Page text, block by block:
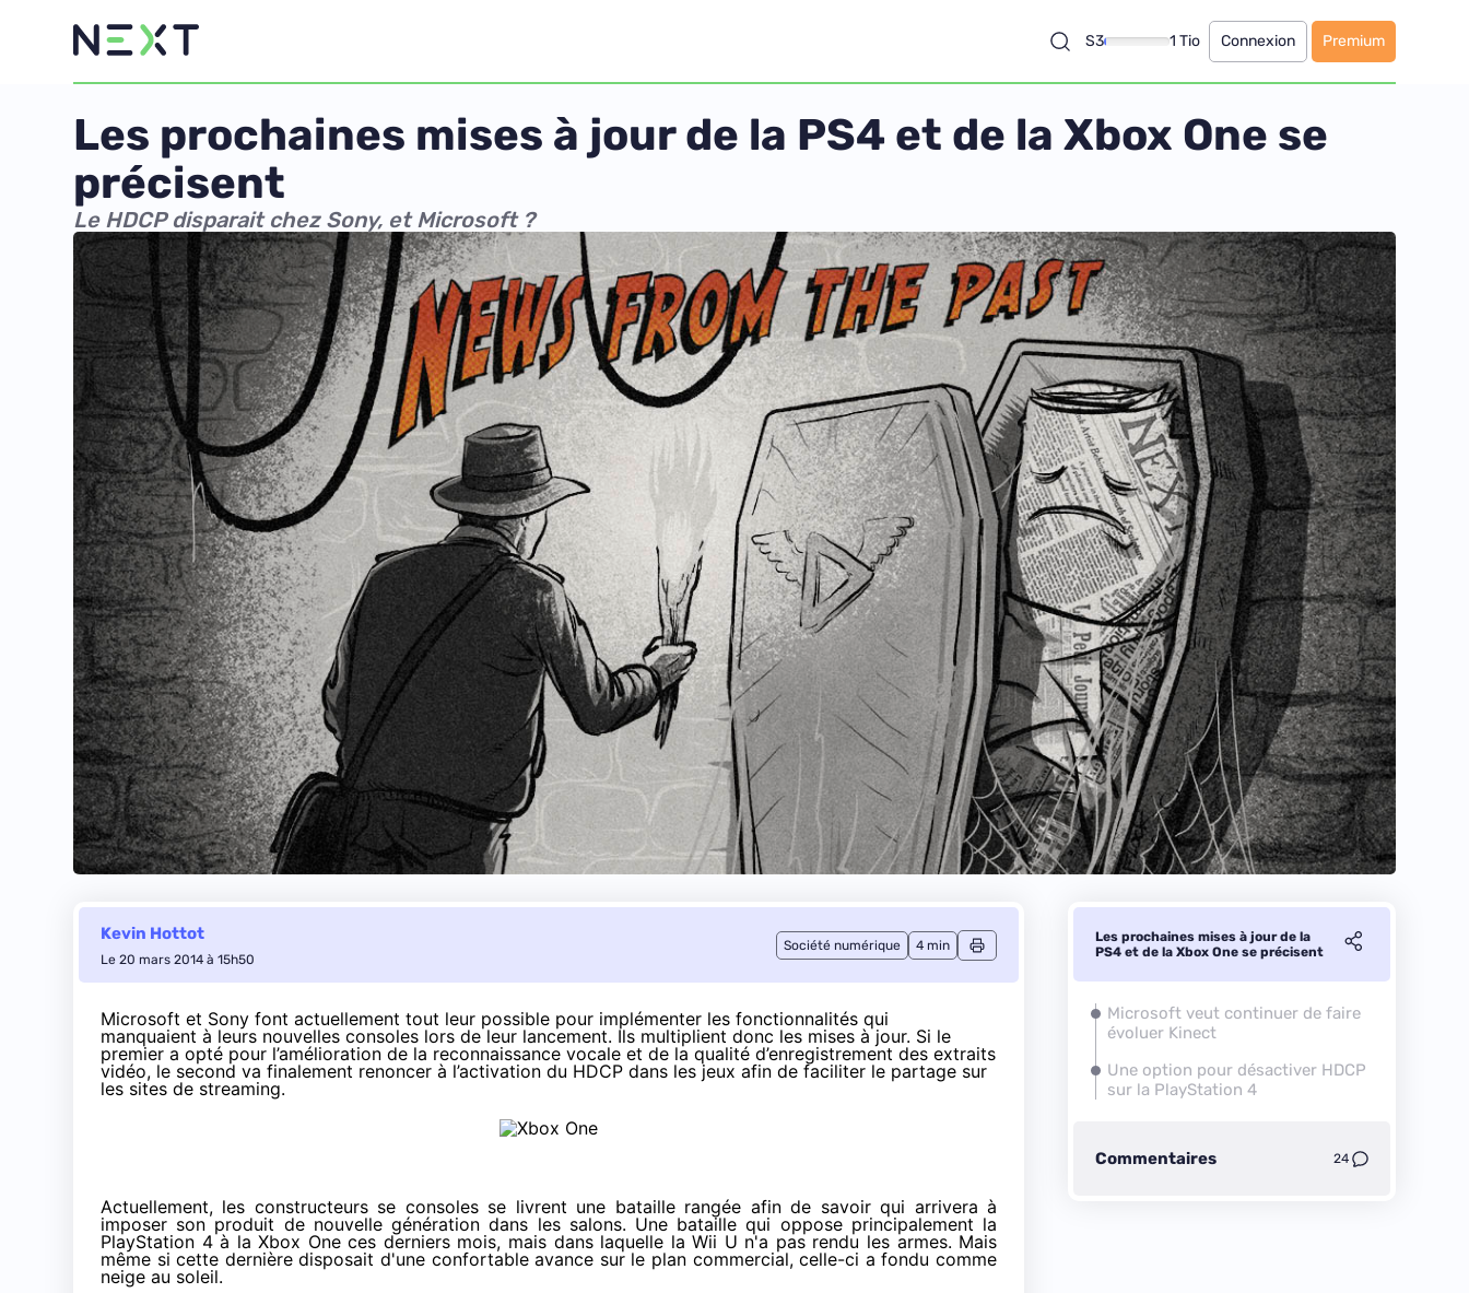
S3 1 Tio Connexion Premium
Les prochaines mises à jour de la PS4 et de la Xbox One se
précisent
Le HDCP disparait chez Sony, et Microsoft ?
Kevin Hottot
Le 20 mars 2014 à 15h50
Société numérique 4 min
Microsoft et Sony font actuellement tout leur possible pour implémenter les fonctionnalités qui
manquaient à leurs nouvelles consoles lors de leur lancement. Ils multiplient donc les mises à jour. Si le
premier a opté pour l’amélioration de la reconnaissance vocale et de la qualité d’enregistrement des extraits
vidéo, le second va finalement renoncer à l’activation du HDCP dans les jeux afin de faciliter le partage sur
les sites de streaming.
Actuellement, les constructeurs se consoles se livrent une bataille rangée afin de savoir qui arrivera à
imposer son produit de nouvelle génération dans les salons. Une bataille qui oppose principalement la
PlayStation 4à laXbox Oneces derniers mois, mais dans laquelle laWii U n'a pas rendu les armes. Mais
même si cette dernière disposait d'une confortable avance sur le plan commercial, celle-ci a fondu comme
neige au soleil.
Les prochaines mises à jour de la
PS4 et de la Xbox One se précisent
Microsoft veut continuer de faire
évoluer Kinect
Une option pour désactiver HDCP
sur la PlayStation 4
Commentaires 24